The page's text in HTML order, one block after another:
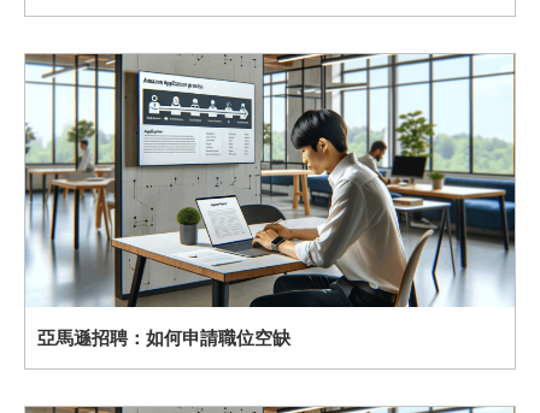
亞馬遜招聘：如何申請職位空缺